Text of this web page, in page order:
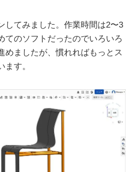
してみました。作業時間は2〜3
てのソフトだったのでいろいろ
めましたが、慣れればもっとス
す。